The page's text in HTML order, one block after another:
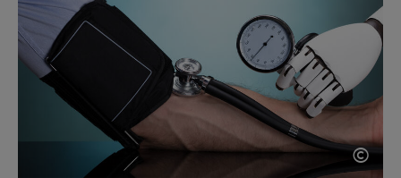
©